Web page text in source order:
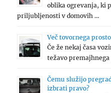
oblika ogrevanja, ki
priljubljenosti v domovih …
Več tovornega
Če že nekaj časa
težavo
Čemu služijo
izbrati pravo?